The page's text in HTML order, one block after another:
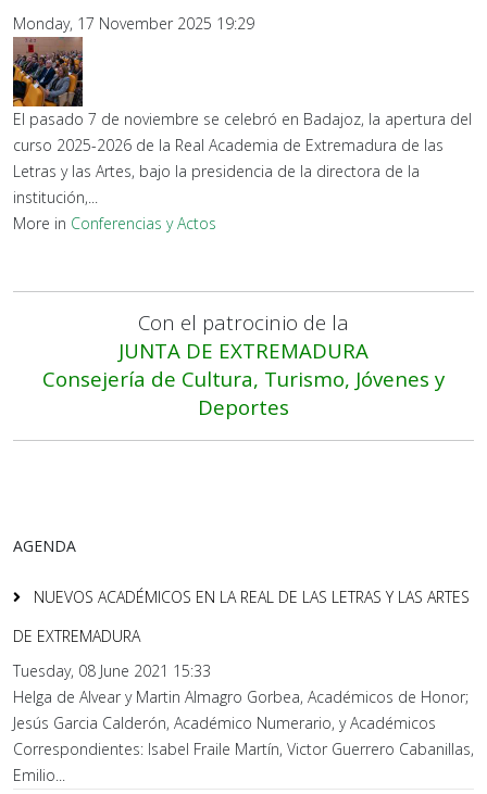
Monday, 17 November 2025 19:29
El pasado 7 de noviembre se celebró en Badajoz, la apertura del
curso 2025-2026 de la Real Academia de Extremadura de las
Letras y las Artes, bajo la presidencia de la directora de la
institución,...
More in Conferencias y Actos
Con el patrocinio de la
JUNTA DE EXTREMADURA
Consejería de Cultura, Turismo, Jóvenes y
Deportes
AGENDA
NUEVOS ACADÉMICOS EN LA REAL DE LAS LETRAS Y LAS ARTES
DE EXTREMADURA
Tuesday, 08 June 2021 15:33
Helga de Alvear y Martin Almagro Gorbea, Académicos de Honor;
Jesús Garcia Calderón, Académico Numerario, y Académicos
Correspondientes: Isabel Fraile Martín, Victor Guerrero Cabanillas,
Emilio...